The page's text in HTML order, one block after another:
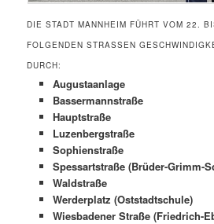
DIE STADT MANNHEIM FÜHRT VOM 22.
FOLGENDEN STRASSEN
URCH:
Augustaanlage
Bassermannstraße
Hauptstraße
Luzenbergstraße
Sophienstraße
Spessartstraße (Brüder-Grimm-
Waldstraße
Werderplatz (Oststadtschule)
Wiesbadener Straße (Friedrich-